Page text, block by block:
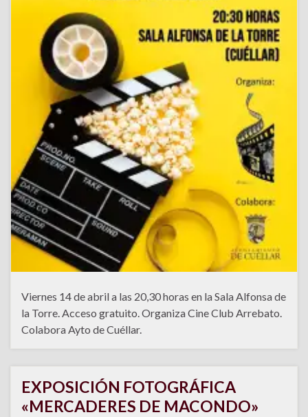
Viernes 14 de abril a las 20,30 horas en la Sala Alfonsa de
la Torre. Acceso gratuito. Organiza Cine Club Arrebato.
Colabora Ayto de Cuéllar.
EXPOSICIÓN FOTOGRÁFICA
«MERCADERES DE MACONDO»